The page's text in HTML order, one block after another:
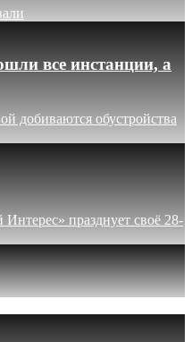
все инстанции, а
добиваются обустройства
празднует своё 28-